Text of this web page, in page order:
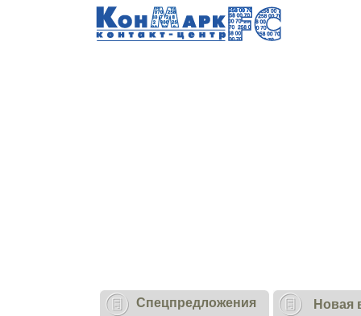
Cпецпредложения Новая